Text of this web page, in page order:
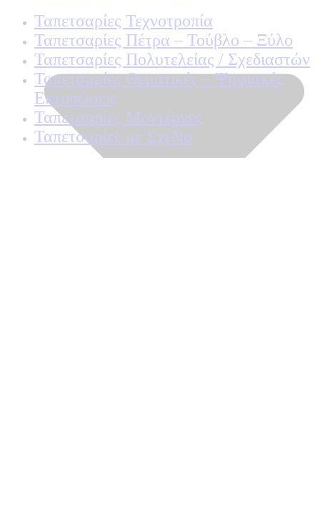
Ταπετσαρίες Τεχνοτροπία
Ταπετσαρίες Πέτρα – Τούβλο – Ξύλο
Ταπετσαρίες Πολυτελείας / Σχεδιαστών
Ταπετσαρίες Θεματικές – Ψηφιακές
Εκτυπώσεις
Ταπετσαρίες Μοντέρνες
Ταπετσαρίες με Σχέδιο